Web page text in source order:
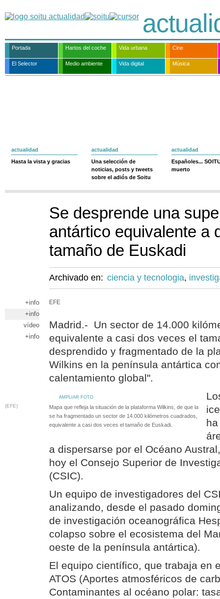
Portada Hartos del coche Vida urbana Cine
El Selector Medio ambiente Vida digital Música
actualidad
Hasta la vista y gracias
actualidad
Una selección de
noticias, posts y tweets
sobre el adiós de Soitu
actualidad
Españoles...
muerto
Se desprende una
antártico equivalente a
tamaño de Euskadi
Archivado en: ciencia y tecnologia,
+info
+info
vídeo
+info
EFE
Madrid.- Un sector de 14.000
equivalente a casi dos veces el
desprendido y fragmentado de la
Wilkins en la península antártica
calentamiento global".
AMPLIAR FOTO
(EFE)
Mapa que refleja la situación de la plataforma Wilkins, de que la
se ha fragmentado un sector de 14.000 kilómetros cuadrados,
equivalente a casi dos veces el tamaño de Euskadi.
a dispersarse por el Océano
hoy el Consejo Superior de
(CSIC).
Un equipo de investigadores del
analizando, desde el pasado
de investigación oceanográfica
colapso sobre el ecosistema del
oeste de la península antártica).
El equipo científico, que trabaja en
ATOS (Aportes atmosféricos de
Contaminantes al océano polar: